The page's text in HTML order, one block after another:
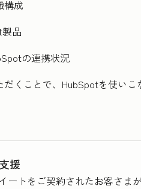
構成
品
の連携状況
くことで、HubSpotを使い
援
ートをご契約されたお客さ